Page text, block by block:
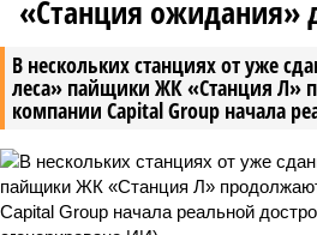
В нескольких станциях от уже
леса» пайщики ЖК «Станция Л»
компании Capital Group начала
«Станция ожидания»